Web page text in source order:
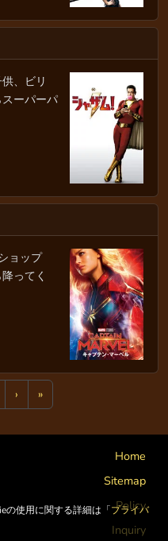
の使用に関する詳細は「プライバ
、ビリ
ーパーパ
ョップ
ってく
› »
Home
Sitemap
Policy
Inquiry